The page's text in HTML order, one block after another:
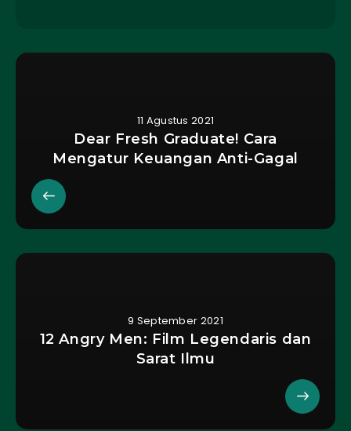
11 Agustus 2021
Dear Fresh Graduate! Cara
Mengatur Keuangan Anti-Gagal
9 September 2021
12 Angry Men: Film Legendaris dan
Sarat Ilmu